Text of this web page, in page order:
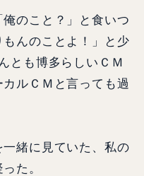
のこと？」と食いつ
んのことよ！」と少
とも博多らしいＣＭ
ルＣＭと言っても過
緒に見ていた、私の
た。